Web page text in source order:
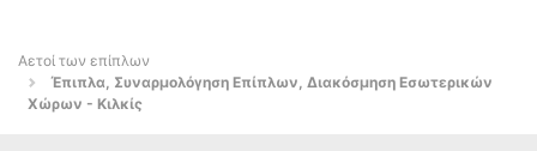
Αετοί των επίπλων
Έπιπλα, Συναρμολόγηση Επίπλων, Διακόσμηση Εσωτερικών
Χώρων - Κιλκίς